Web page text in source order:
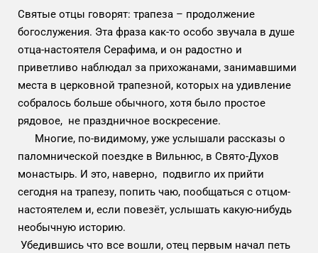
Святые отцы говорят: трапеза – продолжение
богослужения. Эта фраза как-то особо звучала в душе
отца-настоятеля Серафима, и он радостно и
приветливо наблюдал за прихожанами, занимавшими
места в церковной трапезной, которых на удивление
собралось больше обычного, хотя было простое
рядовое, не праздничное воскресение.
Многие, по-видимому, уже услышали рассказы о
паломнической поездке в Вильнюс, в Свято-Духов
монастырь. И это, наверно, подвигло их прийти
сегодня на трапезу, попить чаю, пообщаться с отцом-
настоятелем и, если повезёт, услышать какую-нибудь
необычную историю.
Убедившись что все вошли, отец первым начал петь